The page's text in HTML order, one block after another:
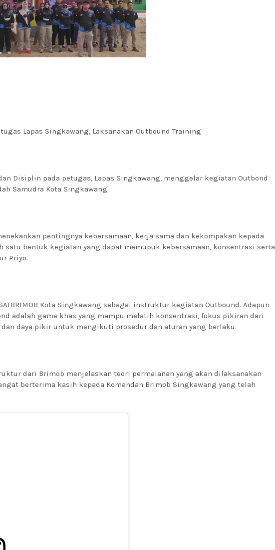
Lapas Singkawang, Laksanakan Outbound Training
Disiplin pada petugas, Lapas Singkawang, menggelar kegiatan Outbond
Samudra Kota Singkawang.
pentingnya kebersamaan, kerja sama dan kekompakan kepada
satu bentuk kegiatan yang dapat memupuk kebersamaan, konsentrasi serta
Priyo.
Kota Singkawang sebagai instruktur kegiatan Outbound. Adapun
adalah game khas yang mampu melatih konsentrasi, fokus pikiran dari
daya pikir untuk mengikuti prosedur dan aturan yang berlaku.
dari Brimob menjelaskan teori permaianan yang akan dilaksanakan
berterima kasih kepada Komandan Brimob Singkawang yang telah